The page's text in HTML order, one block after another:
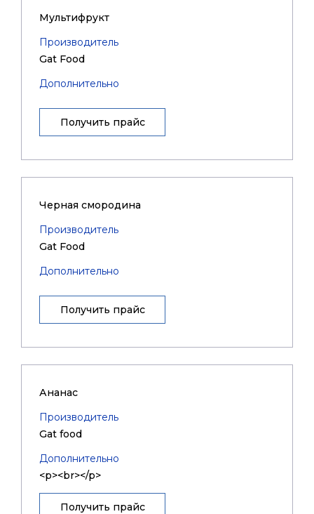
Мультифрукт
Производитель
Gat Food
Дополнительно
Получить прайс
Черная смородина
Производитель
Gat Food
Дополнительно
Получить прайс
Ананас
Производитель
Gat food
Дополнительно
<p><br></p>
Получить прайс